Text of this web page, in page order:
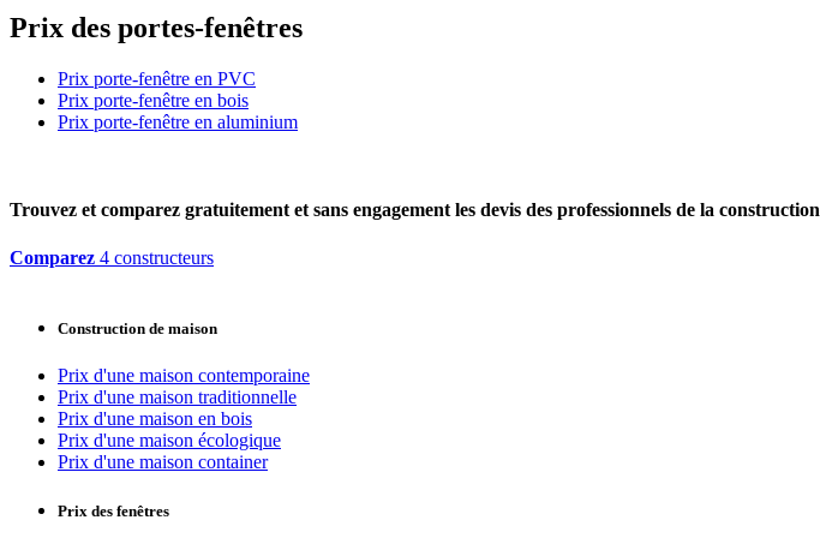
Prix des portes-fenêtres
Prix porte-fenêtre en PVC
Prix porte-fenêtre en bois
Prix porte-fenêtre en aluminium
Trouvez et comparez gratuitement et sans engagement les devis des professionnels de la construction
Comparez 4 constructeurs
Construction de maison
Prix d'une maison contemporaine
Prix d'une maison traditionnelle
Prix d'une maison en bois
Prix d'une maison écologique
Prix d'une maison container
Prix des fenêtres